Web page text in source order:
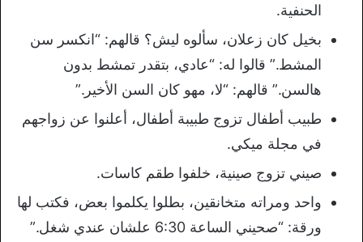
الحنفية.
بخيل كان زعلان، سألوه ليش؟ قالهم: “انكسر سن
المشط.” قالوا له: “عادي، بتقدر تمشط بدون
هالسن.” قالهم: “لا، مهو كان السن الأخير.”
طبيب أطفال تزوج طبيبة أطفال، أعلنوا عن زواجهم
في مجلة ميكي.
صيني تزوج صينية، خلفوا طقم كاسات.
واحد ومراته متخانقين، بطلوا يكلموا بعض، فكتب لها
ورقة: “صحيني الساعة 6:30 علشان عندي شغل.”